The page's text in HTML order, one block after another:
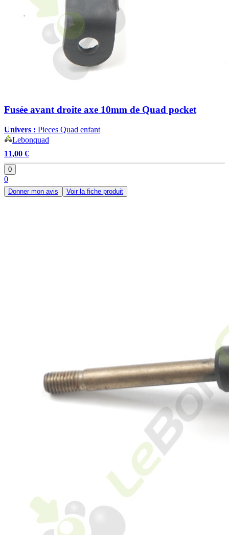
Fusée avant droite axe 10mm de Quad pocket
Univers : Pieces Quad enfant
Lebonquad
11,00 €
0
0
Donner mon avis Voir la fiche produit